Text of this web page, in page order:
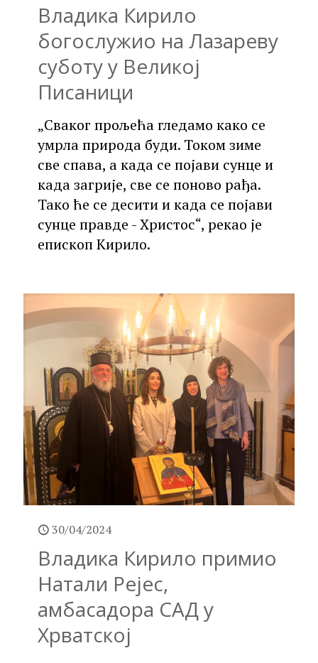
Владика Кирило
богослужио на Лазареву
суботу у Великој
Писаници
„Сваког прољећа гледамо како се
умрла природа буди. Током зиме
све спава, а када се појави сунце и
када загрије, све се поново рађа.
Тако ће се десити и када се појави
сунце правде - Христос“, рекао је
епископ Кирило.
30/04/2024
Владика Кирило примио
Натали Рејес,
амбасадора САД у
Хрватској